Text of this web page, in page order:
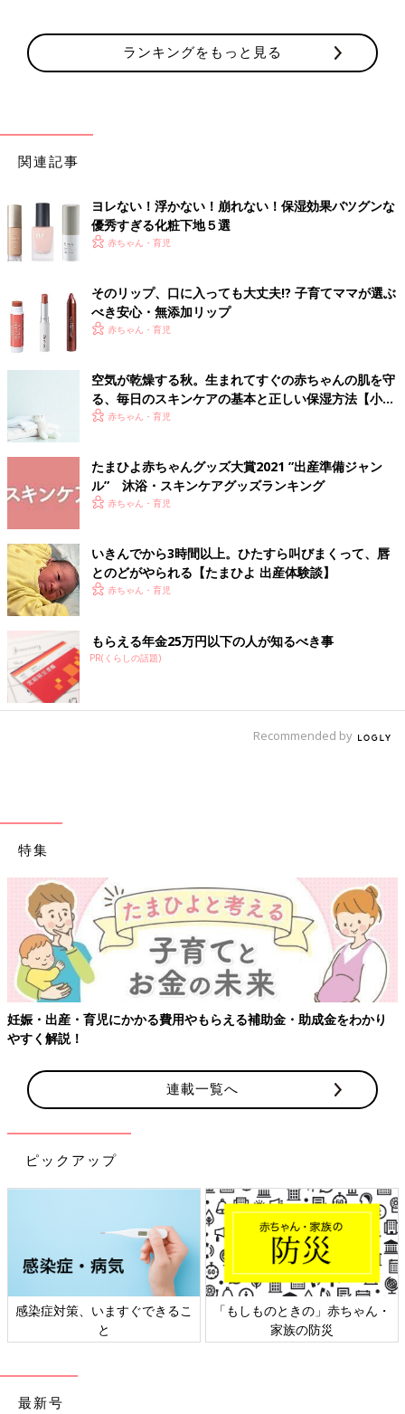
ランキングをもっと見る
関連記事
ヨレない！浮かない！崩れない！保湿効果バツグンな
優秀すぎる化粧下地５選
赤ちゃん・育児
そのリップ、口に入っても大丈夫!? 子育てママが選ぶ
べき安心・無添加リップ
赤ちゃん・育児
空気が乾燥する秋。生まれてすぐの赤ちゃんの肌を守
る、毎日のスキンケアの基本と正しい保湿方法【小児
皮膚科医監修】
赤ちゃん・育児
たまひよ赤ちゃんグッズ大賞2021 ”出産準備ジャン
ル” 沐浴・スキンケアグッズランキング
赤ちゃん・育児
いきんでから3時間以上。ひたすら叫びまくって、唇
とのどがやられる【たまひよ 出産体験談】
赤ちゃん・育児
もらえる年金25万円以下の人が知るべき事
PR(くらしの話題)
Recommended by
特集
妊娠・出産・育児にかかる費用やもらえる補助金・助成金をわかり
やすく解説！
連載一覧へ
ピックアップ
感染症対策、いますぐできるこ
と
「もしものときの」赤ちゃん・
家族の防災
最新号